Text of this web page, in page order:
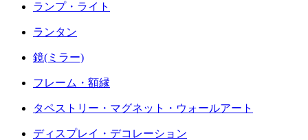
ランプ・ライト
ランタン
鏡(ミラー)
フレーム・額縁
タペストリー・マグネット・ウォールアート
ディスプレイ・デコレーション